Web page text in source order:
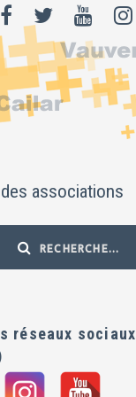
associations
réseaux sociaux